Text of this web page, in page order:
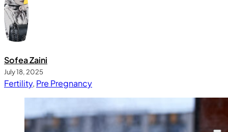
Sofea Zaini
July 18, 2025
Fertility, Pre Pregnancy